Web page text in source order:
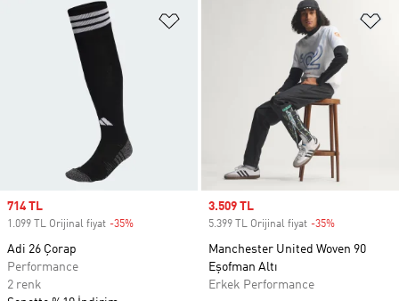
Favori Listesine Ekle
Sale price
714 TL
1.099 TL Orijinal fiyat -35%
Adi 26 Çorap
Performance
2 renk
Sale price
3.509 TL
5.399 TL Orijinal fiyat -35%
Manchester United Woven 90
Eşofman Altı
Erkek Performance